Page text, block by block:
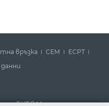
връзка СЕМ
ECPT
на БНТ в Метрото